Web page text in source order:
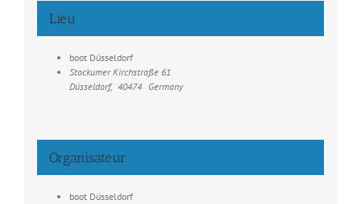
Lieu
boot Düsseldorf
Stockumer Kirchstraße 61
Düsseldorf, 40474 Germany
Organisateur
boot Düsseldorf